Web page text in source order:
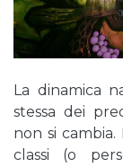
La dinamica
stessa dei
non si
classi (o